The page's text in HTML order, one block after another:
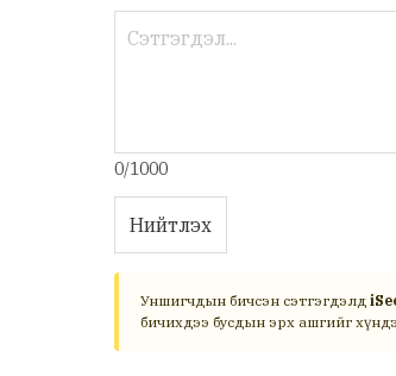
0/1000
Нийтлэх
Уншигчдын бичсэн сэтгэгдэлд
бичихдээ бусдын эрх ашгийг